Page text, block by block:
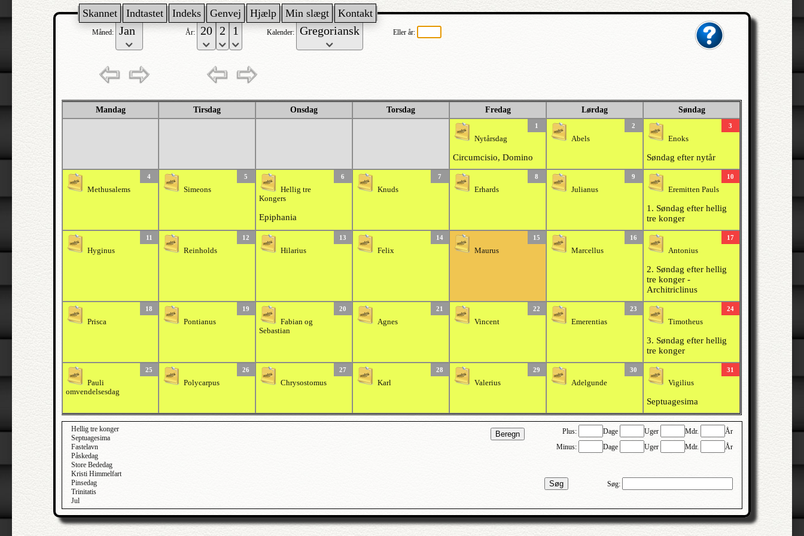
Skannet Indtastet Indeks Genvej Hjælp Min slægt Kontakt
Måned: År: Kalender: Eller år:
Mandag Tirsdag Onsdag Torsdag Fredag Lørdag Søndag
1
Nytårsdag
Circumcisio, Domino
2
Abels
3
Enoks
Søndag efter nytår
4
Methusalems
5
Simeons
6
Hellig tre
Kongers
Epiphania
7
Knuds
8
Erhards
9
Julianus
10
Eremitten Pauls
1. Søndag efter hellig
tre konger
11
Hyginus
12
Reinholds
13
Hilarius
14
Felix
15
Maurus
16
Marcellus
17
Antonius
2. Søndag efter hellig
tre konger -
Architriclinus
18
Prisca
19
Pontianus
20
Fabian og
Sebastian
21
Agnes
22
Vincent
23
Emerentias
24
Timotheus
3. Søndag efter hellig
tre konger
25
Pauli
omvendelsesdag
26
Polycarpus
27
Chrysostomus
28
Karl
29
Valerius
30
Adelgunde
31
Vigilius
Septuagesima
Beregn Plus: Dage Uger Mdr.
År
Minus:
Dage Uger Mdr. År
Søg Søg:
Hellig tre konger
Septuagesima
Fastelavn
Påskedag
Store Bededag
Kristi Himmelfart
Pinsedag
Trinitatis
Jul